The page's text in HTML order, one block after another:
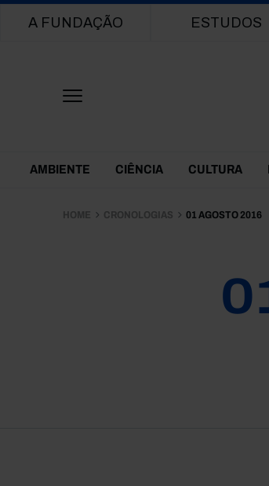
Main navigation
A FUNDAÇÃO ESTUDOS
Themes Menu
AMBIENTE CIÊNCIA CULTURA
HOME CRONOLOGIAS 01 AGOSTO 2016